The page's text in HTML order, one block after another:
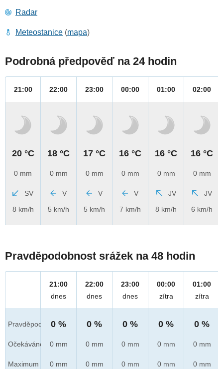
Radar
Meteostanice (mapa)
Podrobná předpověď na 24 hodin
21:00
20 °C
0 mm
SV
8 km/h
22:00
18 °C
0 mm
V
5 km/h
23:00
17 °C
0 mm
V
5 km/h
00:00
16 °C
0 mm
V
7 km/h
01:00
16 °C
0 mm
JV
8 km/h
02:00
16 °C
0 mm
JV
6 km/h
Pravděpodobnost srážek na 48 hodin
Pravděpod.
Očekáváno
Maximum
21:00
dnes
0 %
0 mm
0 mm
22:00
dnes
0 %
0 mm
0 mm
23:00
dnes
0 %
0 mm
0 mm
00:00
zítra
0 %
0 mm
0 mm
01:00
zítra
0 %
0 mm
0 mm